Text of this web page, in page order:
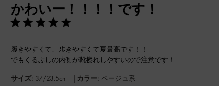
かわいー！！！！です！
履きやすくて、歩きやすくて夏最高です！！
でもくるぶしの内側が靴擦れしやすいので注意です！
サイズ: 37/23.5cm | カラー: ベージュ系